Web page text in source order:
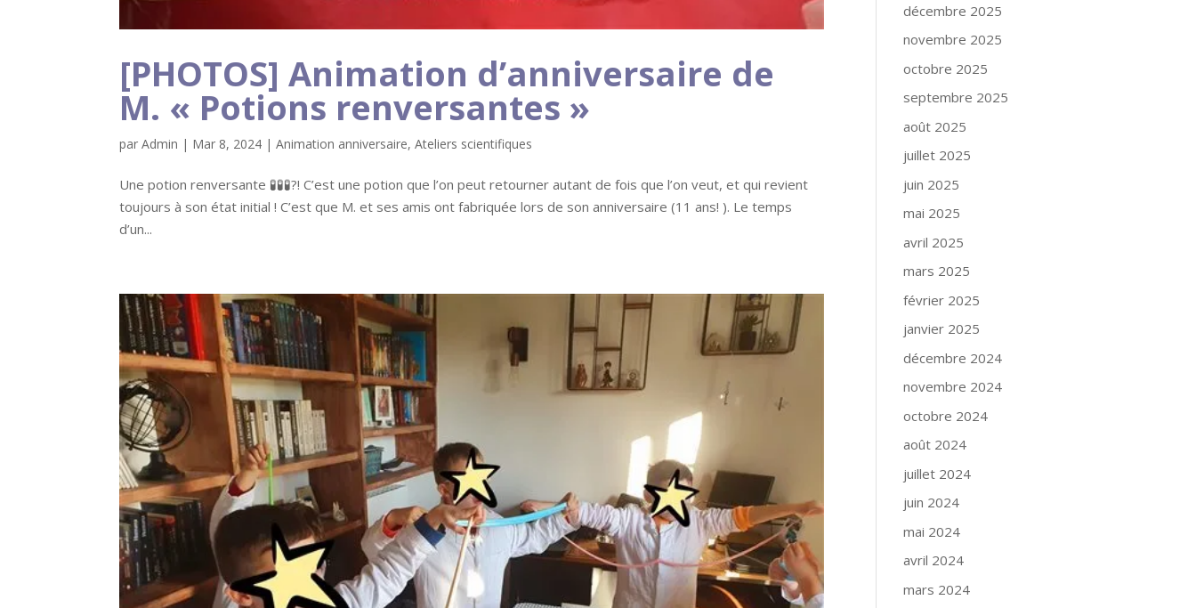
[PHOTOS] Animation d’anniversaire de
M. « Potions renversantes »
parAdmin | Mar 8, 2024 |Animation anniversaire,Ateliers scientifiques
Une potion renversante 🧪🧪🧪?! C’est une potion que l’on peut retourner autant de fois que l’on veut, et qui revient
toujours à son état initial ! C’est que M. et ses amis ont fabriquée lors de son anniversaire (11 ans! ). Le temps
d’un...
décembre 2025
novembre 2025
octobre 2025
septembre 2025
août 2025
juillet 2025
juin 2025
mai 2025
avril 2025
mars 2025
février 2025
janvier 2025
décembre 2024
novembre 2024
octobre 2024
août 2024
juillet 2024
juin 2024
mai 2024
avril 2024
mars 2024